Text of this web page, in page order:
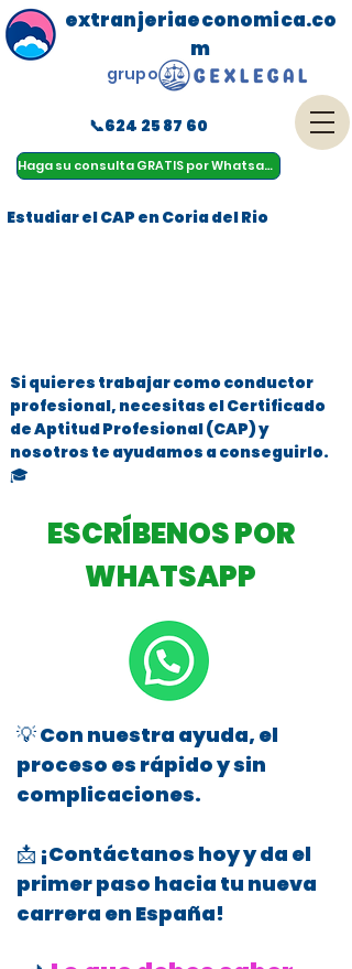
Haga su consulta GRATIS por Whatsapp
menu
extranjeriaeconomica.co
m
📞624 25 87 60
grupo
Estudiar el CAP en Coria del Rio
Si quieres trabajar como conductor
profesional, necesitas el Certificado
de Aptitud Profesional (CAP) y
nosotros te ayudamos a conseguirlo.
🎓
ESCRÍBENOS POR
WHATSAPP
💡 Con nuestra ayuda, el
proceso es rápido y sin
complicaciones.
📩 ¡Contáctanos hoy y da el
primer paso hacia tu nueva
carrera en España!